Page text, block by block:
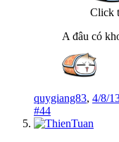
Click
A đâu có
quygiang83, 4/8/
#44